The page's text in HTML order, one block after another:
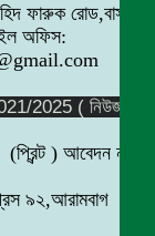
ফারুক রোড,বাসা
অফিস:
2025 ( নিউজ
) আবেদন নং
৯২,আরামবাগ